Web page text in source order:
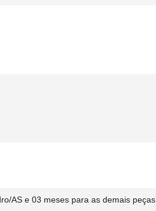
AS e 03 meses para as demais peças.